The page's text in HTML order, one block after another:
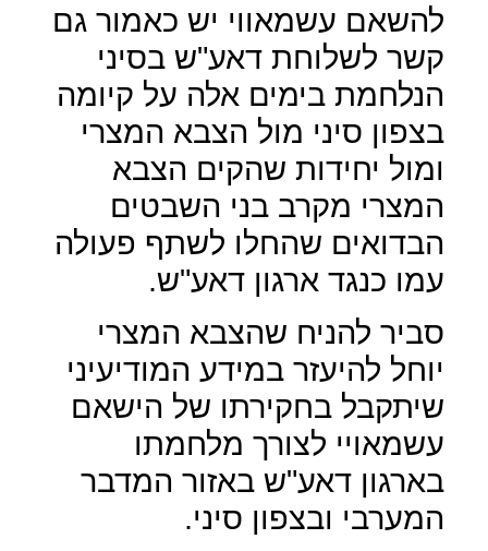
להשאם עשמאווי יש כאמור גם
קשר לשלוחת דאע"ש בסיני
הנלחמת בימים אלה על קיומה
בצפון סיני מול הצבא המצרי
ומול יחידות שהקים הצבא
המצרי מקרב בני השבטים
הבדואים שהחלו לשתף פעולה
עמו כנגד ארגון דאע"ש.
סביר להניח שהצבא המצרי
יוחל להיעזר במידע המודיעיני
שיתקבל בחקירתו של הישאם
עשמאויי לצורך מלחמתו
בארגון דאע"ש באזור המדבר
המערבי ובצפון סיני.